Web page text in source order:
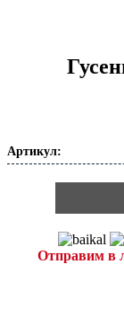
Артикул:
Отправим в